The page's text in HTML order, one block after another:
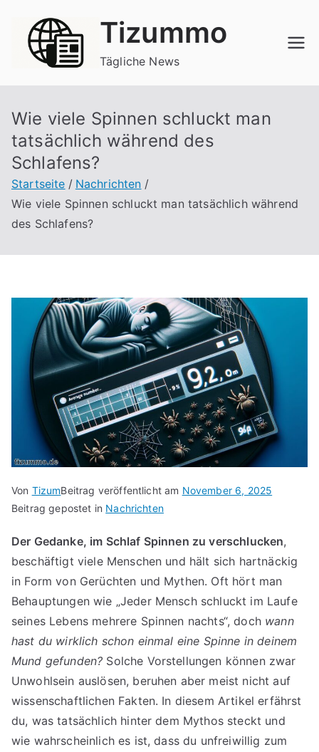
springen
Tizummo
Tägliche News
Wie viele Spinnen schluckt man
tatsächlich während des
Schlafens?
Startseite
Nachrichten
Wie viele Spinnen schluckt man tatsächlich während
des Schlafens?
Von TizumBeitrag veröffentlicht am November 6, 2025
Beitrag gepostet in Nachrichten
Der Gedanke, im Schlaf Spinnen zu verschlucken,
beschäftigt viele Menschen und hält sich hartnäckig
in Form von Gerüchten und Mythen. Oft hört man
Behauptungen wie „Jeder Mensch schluckt im Laufe
seines Lebens mehrere Spinnen nachts“, doch wann
hast du wirklich schon einmal eine Spinne in deinem
Mund gefunden? Solche Vorstellungen können zwar
Unwohlsein auslösen, beruhen aber meist nicht auf
wissenschaftlichen Fakten. In diesem Artikel erfährst
du, was tatsächlich hinter dem Mythos steckt und
wie wahrscheinlich es ist, dass du unfreiwillig zum